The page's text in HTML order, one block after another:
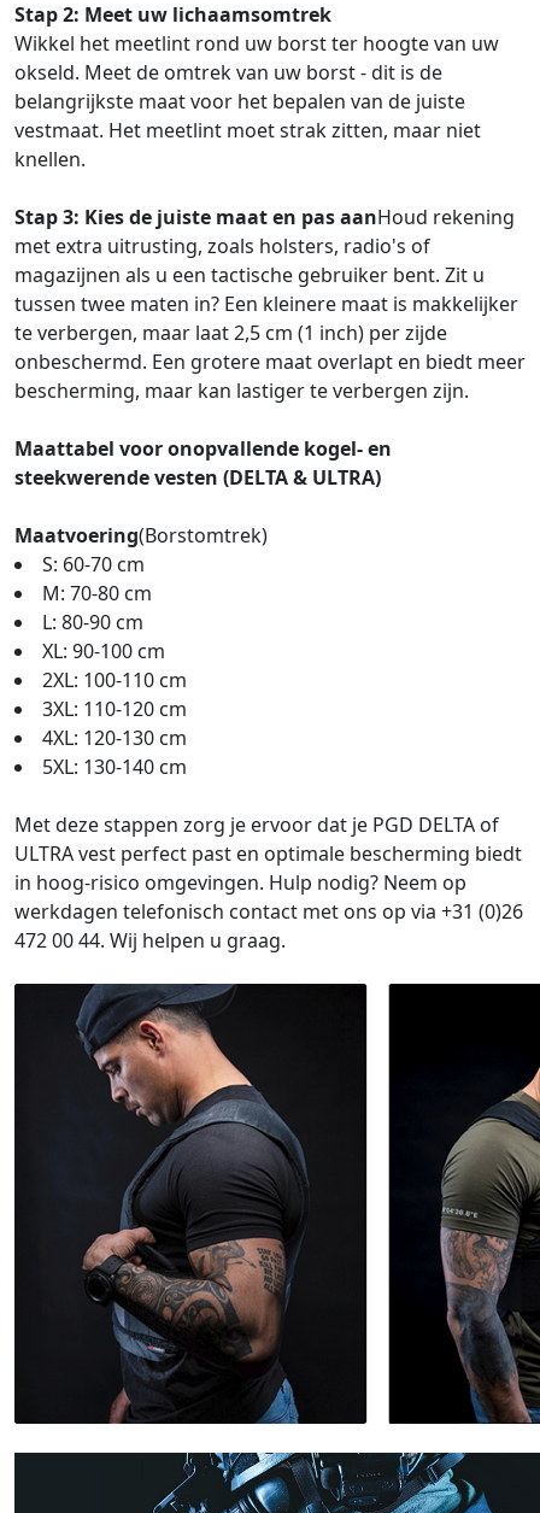
Stap 2: Meet uw lichaamsomtrek
Wikkel het meetlint rond uw borst ter hoogte van uw
okseld. Meet de omtrek van uw borst - dit is de
belangrijkste maat voor het bepalen van de juiste
vestmaat. Het meetlint moet strak zitten, maar niet
knellen.
Stap 3: Kies de juiste maat en pas aanHoud rekening
met extra uitrusting, zoals holsters, radio's of
magazijnen als u een tactische gebruiker bent. Zit u
tussen twee maten in? Een kleinere maat is makkelijker
te verbergen, maar laat 2,5 cm (1 inch) per zijde
onbeschermd. Een grotere maat overlapt en biedt meer
bescherming, maar kan lastiger te verbergen zijn.
Maattabel voor onopvallende kogel- en
steekwerende vesten (DELTA & ULTRA)
Maatvoering(Borstomtrek)
S: 60-70 cm
M: 70-80 cm
L: 80-90 cm
XL: 90-100 cm
2XL: 100-110 cm
3XL: 110-120 cm
4XL: 120-130 cm
5XL: 130-140 cm
Met deze stappen zorg je ervoor dat je PGD DELTA of
ULTRA vest perfect past en optimale bescherming biedt
in hoog-risico omgevingen. Hulp nodig? Neem op
werkdagen telefonisch contact met ons op via +31 (0)26
472 00 44. Wij helpen u graag.